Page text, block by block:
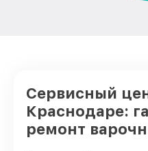
Сервисный
Краснодаре:
ремонт